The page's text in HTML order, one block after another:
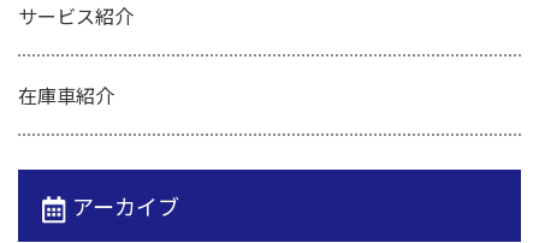
サービス紹介
在庫車紹介
アーカイブ